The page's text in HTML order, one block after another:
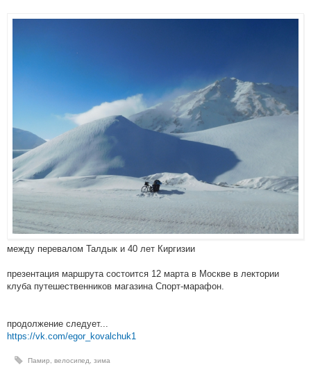
между перевалом Талдык и 40 лет Киргизии
презентация маршрута состоится 12 марта в Москве в лектории
клуба путешественников магазина Спорт-марафон.
продолжение следует...
https://vk.com/egor_kovalchuk1
Памир велосипед зима